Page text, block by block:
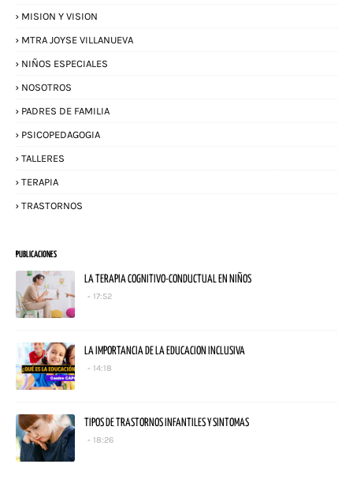
MISION Y VISION
MTRA JOYSE VILLANUEVA
NIÑOS ESPECIALES
NOSOTROS
PADRES DE FAMILIA
PSICOPEDAGOGIA
TALLERES
TERAPIA
TRASTORNOS
PUBLICACIONES
LA TERAPIA COGNITIVO-CONDUCTUAL EN NIÑOS
17:52
LA IMPORTANCIA DE LA EDUCACION INCLUSIVA
14:18
TIPOS DE TRASTORNOS INFANTILES Y SINTOMAS
18:26